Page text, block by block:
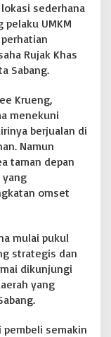
lokasi sederhana
UMKM
Rujak Khas
Sabang.
Krueng,
menekuni
berjualan di
Namun
taman depan
yang
omset
mulai pukul
strategis dan
dikunjungi
yang
semakin